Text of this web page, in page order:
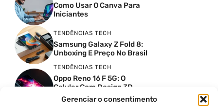
Gerenciar o consentimento
Como Usar O Canva Para
Iniciantes
TENDÊNCIAS TECH
Samsung Galaxy Z Fold 8:
Unboxing E Preço No Brasil
TENDÊNCIAS TECH
Oppo Reno 16 F 5G: O
Celular Com Design 3D
Surreal E Câmeras De 50
MP